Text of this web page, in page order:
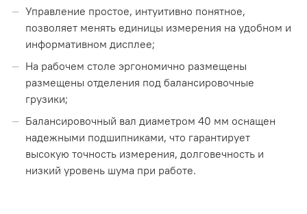
Управление простое, интуитивно понятное,
позволяет менять единицы измерения на удобном и
информативном дисплее;
На рабочем столе эргономично размещены
размещены отделения под балансировочные
грузики;
Балансировочный вал диаметром 40 мм оснащен
надежными подшипниками, что гарантирует
высокую точность измерения, долговечность и
низкий уровень шума при работе.